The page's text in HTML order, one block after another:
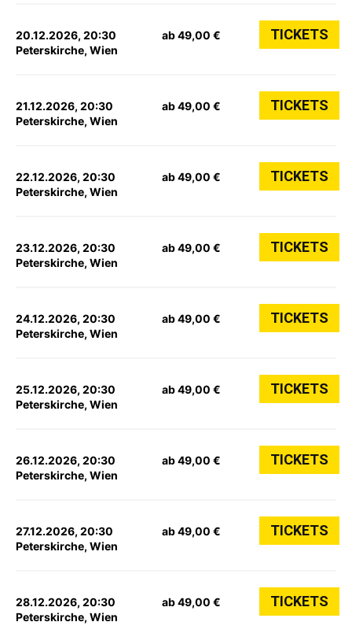
20.12.2026, 20:30
Peterskirche, Wien
ab 49,00 € TICKETS
21.12.2026, 20:30
Peterskirche, Wien
ab 49,00 € TICKETS
22.12.2026, 20:30
Peterskirche, Wien
ab 49,00 € TICKETS
23.12.2026, 20:30
Peterskirche, Wien
ab 49,00 € TICKETS
24.12.2026, 20:30
Peterskirche, Wien
ab 49,00 € TICKETS
25.12.2026, 20:30
Peterskirche, Wien
ab 49,00 € TICKETS
26.12.2026, 20:30
Peterskirche, Wien
ab 49,00 € TICKETS
27.12.2026, 20:30
Peterskirche, Wien
ab 49,00 € TICKETS
28.12.2026, 20:30
Peterskirche, Wien
ab 49,00 € TICKETS